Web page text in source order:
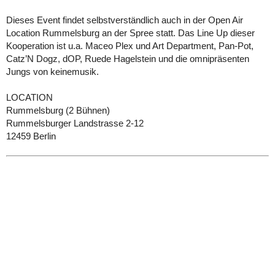
Dieses Event findet selbstverständlich auch in der Open Air
Location Rummelsburg an der Spree statt. Das Line Up dieser
Kooperation ist u.a. Maceo Plex und Art Department, Pan-Pot,
Catz’N Dogz, dOP, Ruede Hagelstein und die omnipräsenten
Jungs von keinemusik.
LOCATION
Rummelsburg (2 Bühnen)
Rummelsburger Landstrasse 2-12
12459 Berlin